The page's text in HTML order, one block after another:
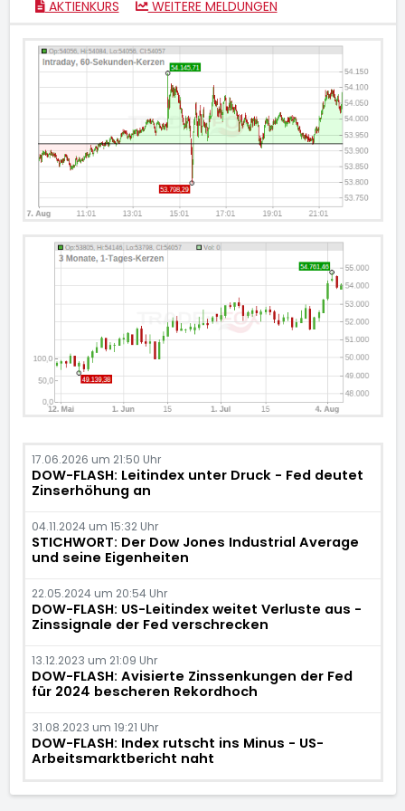
AKTIENKURS WEITERE MELDUNGEN
17.06.2026 um 21:50 Uhr
DOW-FLASH: Leitindex unter Druck - Fed deutet
Zinserhöhung an
04.11.2024 um 15:32 Uhr
STICHWORT: Der Dow Jones Industrial Average
und seine Eigenheiten
22.05.2024 um 20:54 Uhr
DOW-FLASH: US-Leitindex weitet Verluste aus -
Zinssignale der Fed verschrecken
13.12.2023 um 21:09 Uhr
DOW-FLASH: Avisierte Zinssenkungen der Fed
für 2024 bescheren Rekordhoch
31.08.2023 um 19:21 Uhr
DOW-FLASH: Index rutscht ins Minus - US-
Arbeitsmarktbericht naht